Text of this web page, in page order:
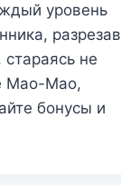
уровень
разрезав
не
Мао-Мао,
бонусы и